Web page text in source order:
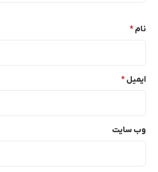
نام *
ایمیل *
وب‌ سایت